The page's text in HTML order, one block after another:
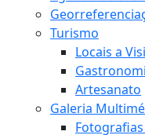
Turismo
Locais a
Artesanato
Galeria